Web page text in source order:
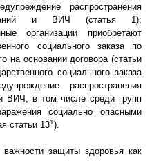
распространения
и ВИЧ (статья 1);
организации приобретают
социального заказа по
на основании договора (статьи
социального заказа
распространения
ВИЧ, в том числе среди групп
социально опасными
статьи 131).
защиты здоровья как